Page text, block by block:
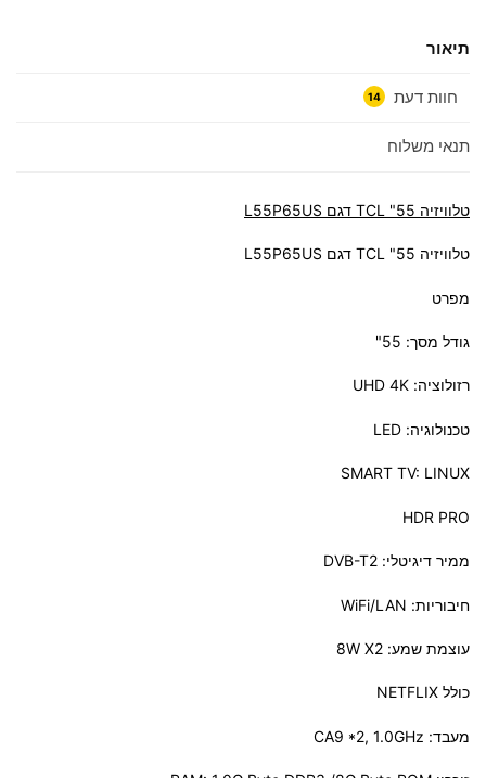
תיאור
חוות דעת 14
תנאי משלוח
טלוויזיה 55" TCL דגם L55P65US
טלוויזיה 55" TCL דגם L55P65US
מפרט
גודל מסך: 55"
רזולוציה: UHD 4K
טכנולוגיה: LED
SMART TV: LINUX
HDR PRO
ממיר דיגיטלי: DVB-T2
חיבוריות: WiFi/LAN
עוצמת שמע: 8W X2
כולל NETFLIX
מעבד: CA9 *2, 1.0GHz